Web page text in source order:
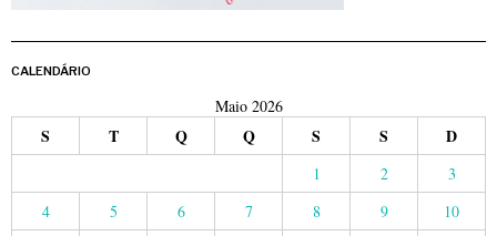
CALENDÁRIO
Maio 2026
S T Q Q S S D
1 2
3
4
5 6 7 8 9
10